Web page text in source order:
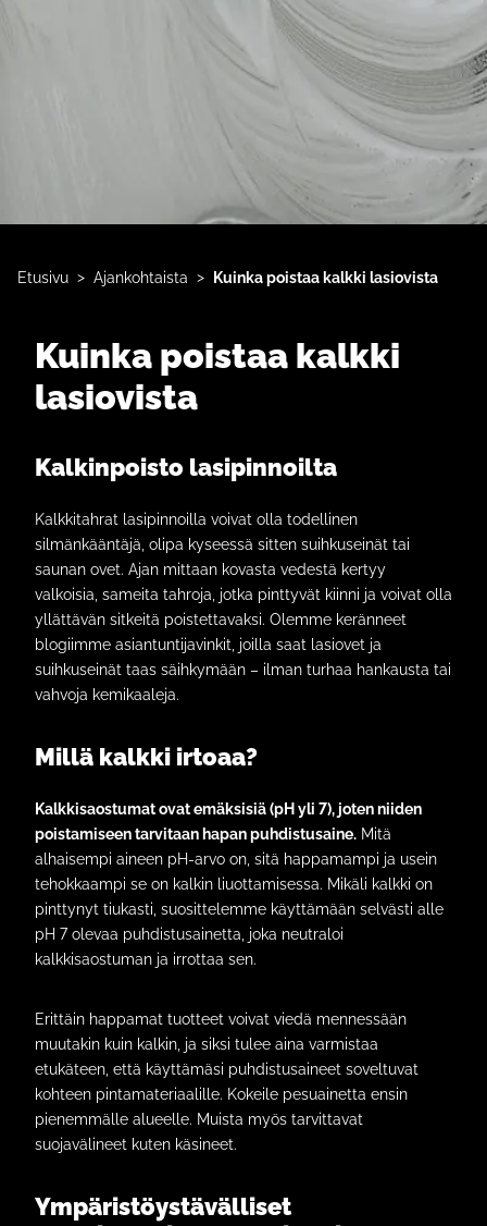
Etusivu > Ajankohtaista > Kuinka poistaa kalkki lasiovista
Kuinka poistaa kalkki
lasiovista
Kalkinpoisto lasipinnoilta
Kalkkitahrat lasipinnoilla voivat olla todellinen
silmänkääntäjä, olipa kyseessä sitten suihkuseinät tai
saunan ovet. Ajan mittaan kovasta vedestä kertyy
valkoisia, sameita tahroja, jotka pinttyvät kiinni ja voivat olla
yllättävän sitkeitä poistettavaksi. Olemme keränneet
blogiimme asiantuntijavinkit, joilla saat lasiovet ja
suihkuseinät taas säihkymään – ilman turhaa hankausta tai
vahvoja kemikaaleja.
Millä kalkki irtoaa?
Kalkkisaostumat ovat emäksisiä (pH yli 7), joten niiden
poistamiseen tarvitaan hapan puhdistusaine. Mitä
alhaisempi aineen pH-arvo on, sitä happamampi ja usein
tehokkaampi se on kalkin liuottamisessa. Mikäli kalkki on
pinttynyt tiukasti, suosittelemme käyttämään selvästi alle
pH 7 olevaa puhdistusainetta, joka neutraloi
kalkkisaostuman ja irrottaa sen.
Erittäin happamat tuotteet voivat viedä mennessään
muutakin kuin kalkin, ja siksi tulee aina varmistaa
etukäteen, että käyttämäsi puhdistusaineet soveltuvat
kohteen pintamateriaalille. Kokeile pesuainetta ensin
pienemmälle alueelle. Muista myös tarvittavat
suojavälineet kuten käsineet.
Ympäristöystävälliset